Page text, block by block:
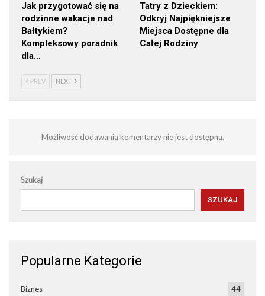
Jak przygotować się na
rodzinne wakacje nad
Bałtykiem?
Kompleksowy poradnik
dla…
Tatry z Dzieckiem:
Odkryj Najpiękniejsze
Miejsca Dostępne dla
Całej Rodziny
PREV NEXT
Możliwość dodawania komentarzy nie jest dostępna.
Szukaj
SZUKAJ
Popularne Kategorie
Biznes 44